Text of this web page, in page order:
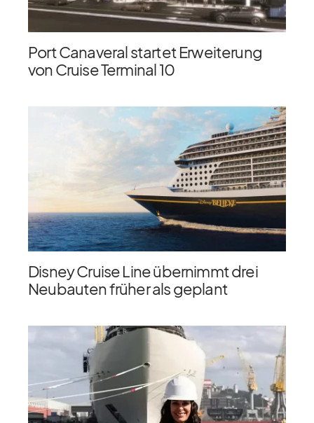
Port Canaveral startet Erweiterung
von Cruise Terminal 10
Disney Cruise Line übernimmt drei
Neubauten früher als geplant